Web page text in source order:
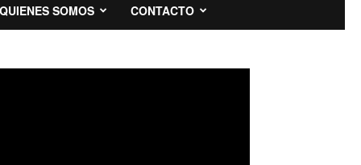
QUIENES SOMOS CONTACTO